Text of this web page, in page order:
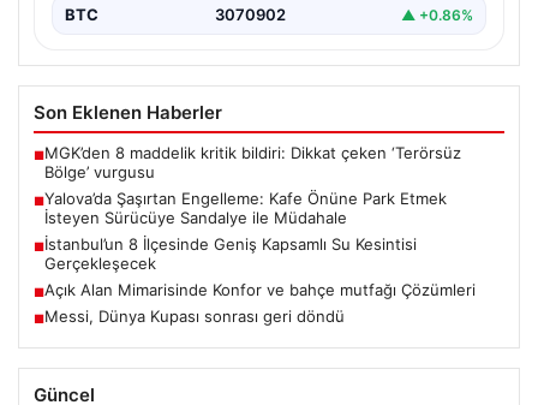
BTC 3070902 ▲ +0.86%
Son Eklenen Haberler
■MGK’den 8 maddelik kritik bildiri: Dikkat çeken ‘Terörsüz
Bölge’ vurgusu
■Yalova’da Şaşırtan Engelleme: Kafe Önüne Park Etmek
İsteyen Sürücüye Sandalye ile Müdahale
■İstanbul’un 8 İlçesinde Geniş Kapsamlı Su Kesintisi
Gerçekleşecek
■Açık Alan Mimarisinde Konfor ve bahçe mutfağı Çözümleri
■Messi, Dünya Kupası sonrası geri döndü
Güncel